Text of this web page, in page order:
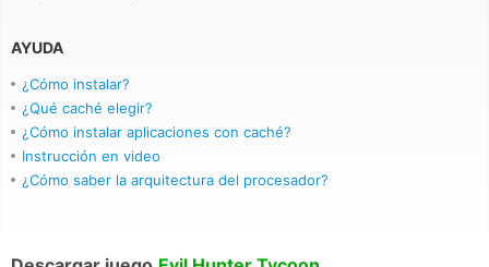
AYUDA
¿Cómo instalar?
¿Qué caché elegir?
¿Cómo instalar aplicaciones con caché?
Instrucción en video
¿Cómo saber la arquitectura del procesador?